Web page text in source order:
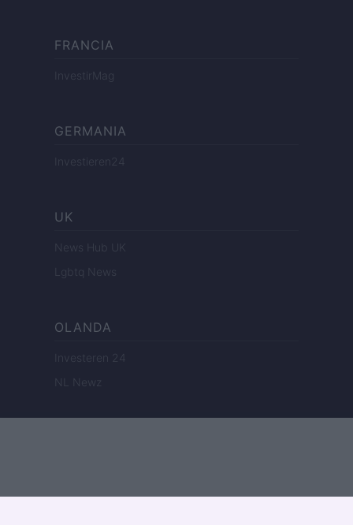
FRANCIA
InvestirMag
GERMANIA
Investieren24
UK
News Hub UK
Lgbtq News
OLANDA
Investeren 24
NL Newz